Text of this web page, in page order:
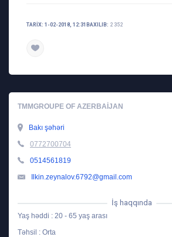
TARIX: 1-02-2018, 12:31 BAXILIB: 2 352
TMMGROUPE OF AZERBAIJAN
Bakı şəhəri
0772700704
0514561819
Ilkin.zeynalov.6792@gmail.com
İş haqqında
Yaş həddi : 20 - 65 yaş arası
Təhsil : Orta